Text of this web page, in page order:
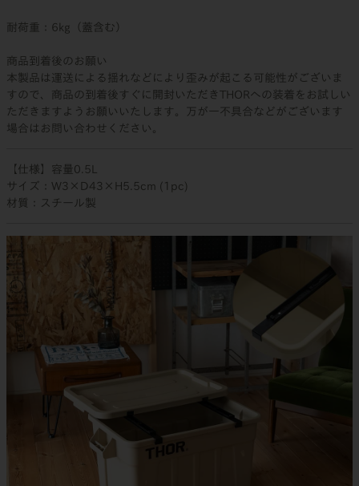
耐荷重：6kg（蓋含む）
商品到着後のお願い
本製品は運送による揺れなどにより歪みが起こる可能性がございま
すので、商品の到着後すぐに開封いただきTHORへの装着をお試しい
ただきますようお願いいたします。万が一不具合などがございます
場合はお問い合わせください。
【仕様】容量0.5L
サイズ：W3×D43×H5.5cm (1pc)
材質：スチール製